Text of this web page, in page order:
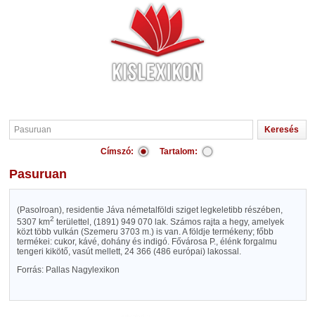
Címszó: Tartalom:
Pasuruan
(Pasolroan), residentie Jáva németalföldi sziget legkeletibb részében,
5307 km2 területtel, (1891) 949 070 lak. Számos rajta a hegy, amelyek
közt több vulkán (Szemeru 3703 m.) is van. A földje termékeny; főbb
termékei: cukor, kávé, dohány és indigó. Fővárosa P., élénk forgalmu
tengeri kikötő, vasút mellett, 24 366 (486 európai) lakossal.
Forrás: Pallas Nagylexikon